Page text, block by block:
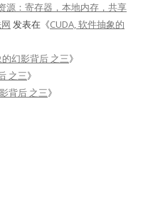
源：寄存器，本地内存，共享
发表在《CUDA, 软件抽象的
幻影背后 之三》
之三》
背后 之三》